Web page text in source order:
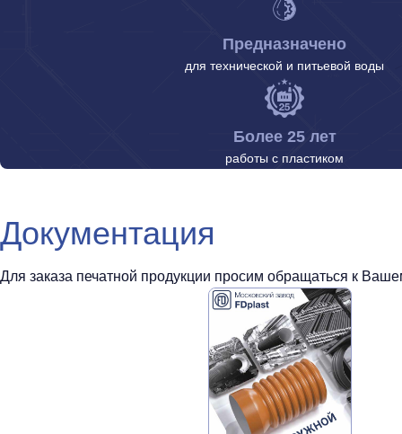
Предназначено
для технической и питьевой воды
Более 25 лет
работы с пластиком
Документация
Для заказа печатной продукции просим обращаться к